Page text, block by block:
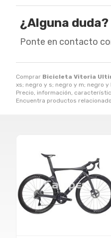
Comprar Bicicleta Vitoria
xs; negro y s; negro y m; negro
Precio, información,
Encuentra productos
¿Alguna
Ponte en contacto